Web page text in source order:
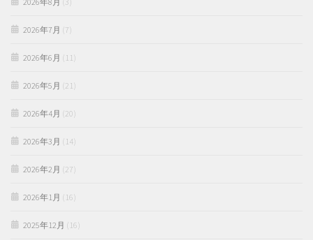
2026年7月 (7)
2026年6月 (11)
2026年5月 (21)
2026年4月 (20)
2026年3月 (14)
2026年2月 (27)
2026年1月 (16)
2025年12月 (16)